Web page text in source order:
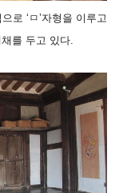
로 ‘ㅁ’자형을 이루고
를 두고 있다.